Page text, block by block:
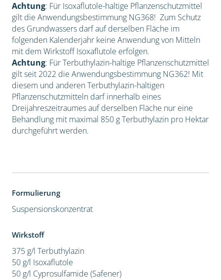
Achtung: Für Isoxaflutole-haltige Pflanzenschutzmittel
gilt die Anwendungsbestimmung NG368! Zum Schutz
des Grundwassers darf auf derselben Fläche im
folgenden Kalenderjahr keine Anwendung von Mitteln
mit dem Wirkstoff Isoxaflutole erfolgen.
Achtung: Für Terbuthylazin-haltige Pflanzenschutzmittel
gilt seit 2022 die Anwendungsbestimmung NG362! Mit
diesem und anderen Terbuthylazin-haltigen
Pflanzenschutzmitteln darf innerhalb eines
Dreijahreszeitraumes auf derselben Fläche nur eine
Behandlung mit maximal 850 g Terbuthylazin pro Hektar
durchgeführt werden.
Formulierung
Suspensionskonzentrat
Wirkstoff
375 g/l Terbuthylazin
50 g/l Isoxaflutole
50 g/l Cyprosulfamide (Safener)